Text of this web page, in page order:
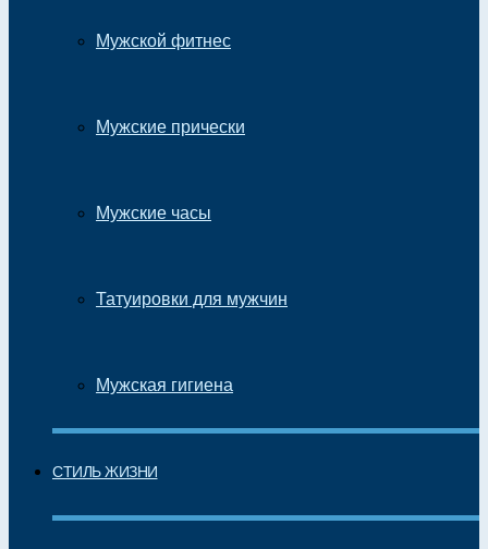
Мужской фитнес
Мужские прически
Мужские часы
Татуировки для мужчин
Мужская гигиена
СТИЛЬ ЖИЗНИ